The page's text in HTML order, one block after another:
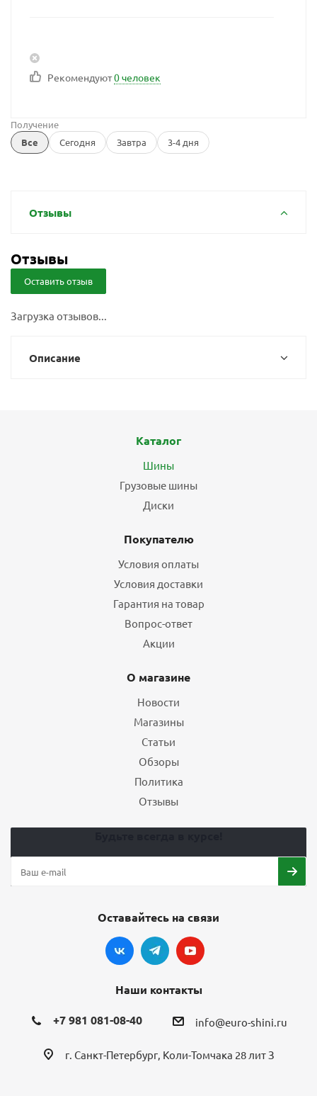
Рекомендуют0 человек
Получение
Все
Сегодня Завтра 3-4 дня
Отзывы
Отзывы
Оставить отзыв
Загрузка отзывов...
Описание
Каталог
Шины
Грузовые шины
Диски
Покупателю
Условия оплаты
Условия доставки
Гарантия на товар
Вопрос-ответ
Акции
О магазине
Новости
Магазины
Статьи
Обзоры
Политика
Отзывы
Оставайтесь на связи
Наши контакты
+7 981 081-08-40 info@euro-shini.ru
г. Санкт-Петербург, Коли-Томчака 28 лит З